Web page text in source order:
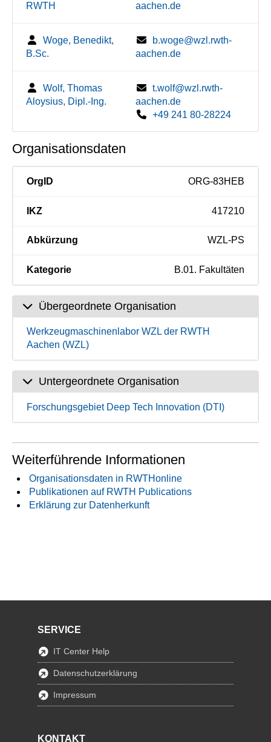
RWTH
aachen.de
Woge, Benedikt,
B.Sc.
b.woge@wzl.rwth-
aachen.de
Wolf, Thomas
Aloysius, Dipl.-Ing.
t.wolf@wzl.rwth-
aachen.de
+49 241 80-28224
Organisationsdaten
OrgID ORG-83HEB
IKZ 417210
Abkürzung WZL-PS
Kategorie B.01. Fakultäten
Übergeordnete Organisation
Werkzeugmaschinenlabor WZL der RWTH
Aachen (WZL)
Untergeordnete Organisation
Forschungsgebiet Deep Tech Innovation (DTI)
Weiterführende Informationen
Organisationsdaten in RWTHonline
Publikationen auf RWTH Publications
Erklärung zur Datenherkunft
SERVICE
IT Center Help
Datenschutzerklärung
Impressum
KONTAKT